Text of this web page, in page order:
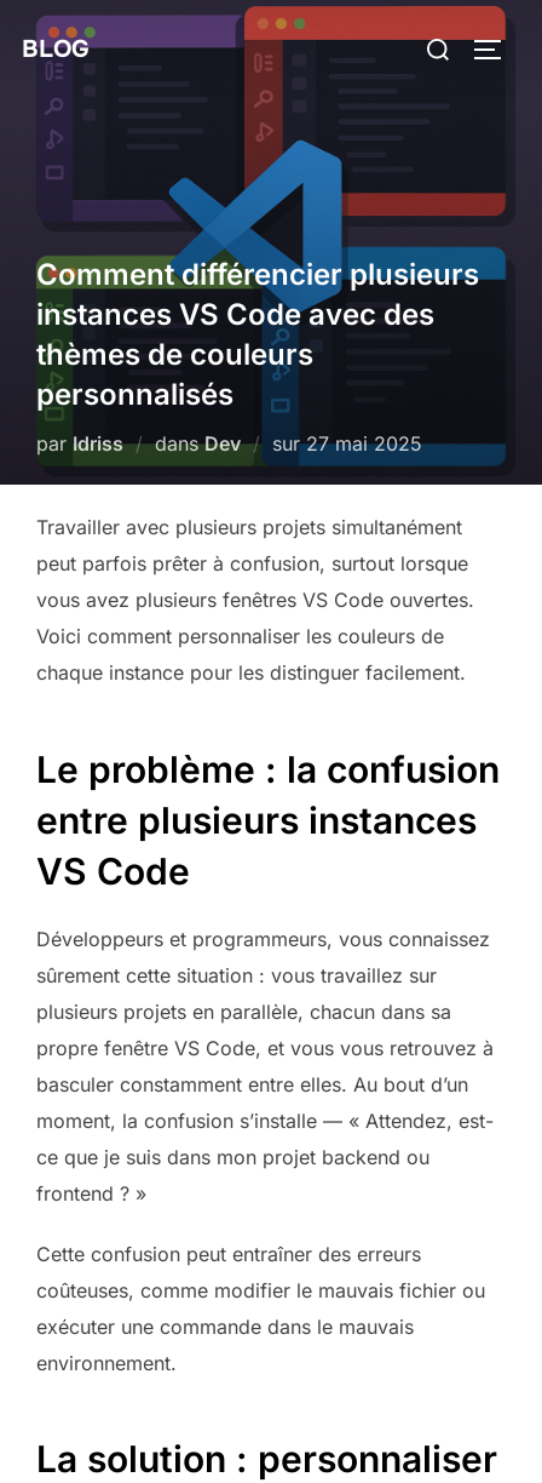
Aller
contenu
BLOG Rechercher :
Comment différencier plusieurs
instances VS Code avec des
thèmes de couleurs
personnalisés
par Idriss dansDev surPublié
27 mai 2025
Travailler avec plusieurs projets simultanément
peut parfois prêter à confusion, surtout lorsque
vous avez plusieurs fenêtres VS Code ouvertes.
Voici comment personnaliser les couleurs de
chaque instance pour les distinguer facilement.
Le problème : la confusion
entre plusieurs instances
VS Code
Développeurs et programmeurs, vous connaissez
sûrement cette situation : vous travaillez sur
plusieurs projets en parallèle, chacun dans sa
propre fenêtre VS Code, et vous vous retrouvez à
basculer constamment entre elles. Au bout d’un
moment, la confusion s’installe — « Attendez, est-
ce que je suis dans mon projet backend ou
frontend ? »
Cette confusion peut entraîner des erreurs
coûteuses, comme modifier le mauvais fichier ou
exécuter une commande dans le mauvais
environnement.
La solution : personnaliser